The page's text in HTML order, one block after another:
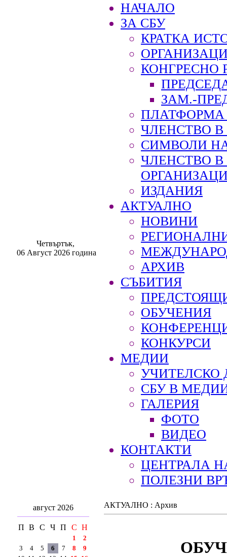
Четвъртък,
06 Август 2026 година
НАЧАЛО
ЗА СБУ
КРАТКА
КОНГРЕСНО
ЗАМ.-
ПЛАТФОРМА
ЧЛЕНСТВО В
СИМВОЛИ
ЧЛЕНСТВО
ИЗДАНИЯ
АКТУАЛНО
НОВИНИ
АРХИВ
СЪБИТИЯ
ОБУЧЕНИЯ
КОНКУРСИ
МЕДИИ
УЧИТЕЛСКО
СБУ В
ГАЛЕРИЯ
ФОТО
ВИДЕО
КОНТАКТИ
ЦЕНТРАЛА
ПОЛЕЗНИ
август 2026
П В С Ч П С Н
1
2
3
4 5 6 7 8
9
АКТУАЛНО : Архив